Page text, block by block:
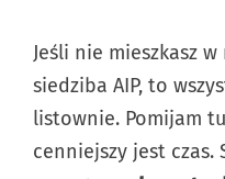
Jeśli nie mieszkasz
siedziba AIP, to
listownie. Pomijam
cenniejszy jest czas.